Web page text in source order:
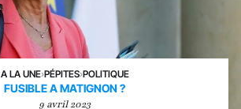
A LA UNE›PÉPITES›POLITIQUE
FUSIBLE A MATIGNON ?
9 avril 2023